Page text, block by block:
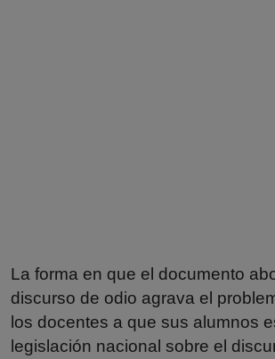
La forma en que el documento
discurso de odio agrava el
los docentes a que sus alumnos
legislación nacional sobre el